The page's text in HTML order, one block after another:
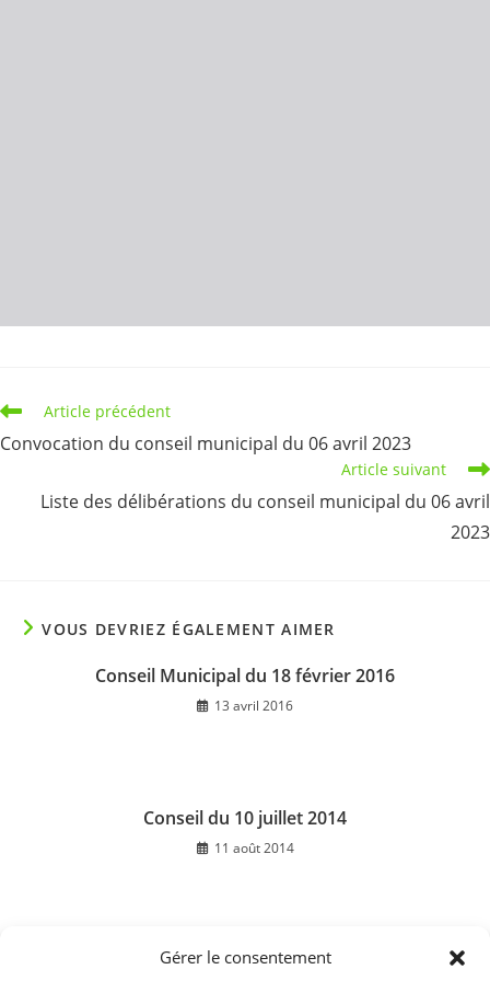
Gérer le consentement
Read
articles
Article précédent
Convocation du conseil municipal du 06 avril 2023
Article suivant
Liste des délibérations du conseil municipal du 06 avril
2023
VOUS DEVRIEZ ÉGALEMENT AIMER
Conseil Municipal du 18 février 2016
13 avril 2016
Conseil du 10 juillet 2014
11 août 2014
Liste des délibérations du conseil municipal du 11